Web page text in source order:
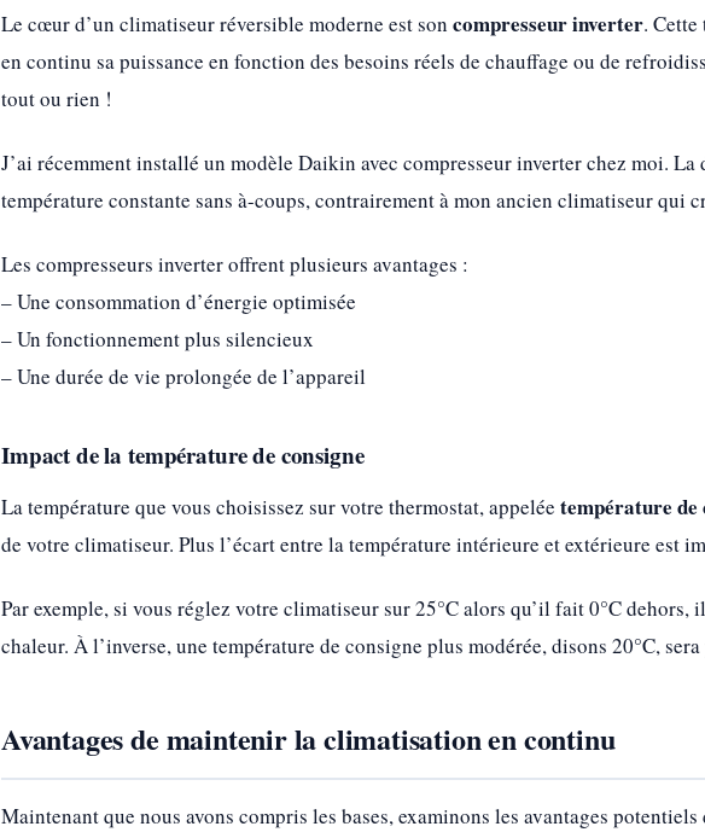
Le cœur d’un climatiseur réversible moderne est son compresseur inverter.
en continu sa puissance en fonction des besoins réels de chauffage ou de
tout ou rien !
J’ai récemment installé un modèle Daikin avec compresseur inverter chez moi.
température constante sans à-coups, contrairement à mon ancien climatiseur qui
Les compresseurs inverter offrent plusieurs avantages :
– Une consommation d’énergie optimisée
– Un fonctionnement plus silencieux
– Une durée de vie prolongée de l’appareil
Impact de la température de consigne
La température que vous choisissez sur votre thermostat, appelée température de
de votre climatiseur. Plus l’écart entre la température intérieure et extérieure est
Par exemple, si vous réglez votre climatiseur sur 25°C alors qu’il fait 0°C
chaleur. À l’inverse, une température de consigne plus modérée, disons 20°C,
Avantages de maintenir la climatisation en continu
Maintenant que nous avons compris les bases, examinons les avantages